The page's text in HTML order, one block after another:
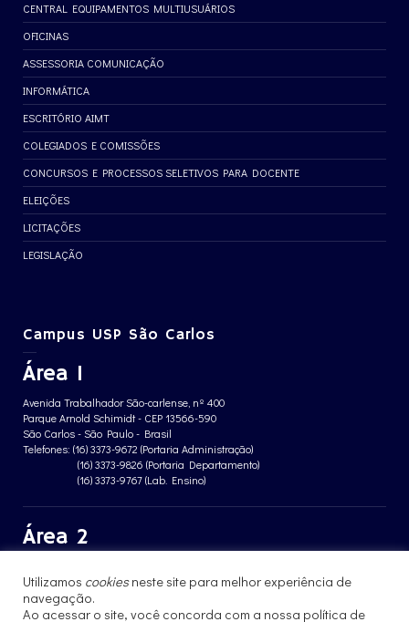
CENTRAL EQUIPAMENTOS MULTIUSUÁRIOS
OFICINAS
ASSESSORIA COMUNICAÇÃO
INFORMÁTICA
ESCRITÓRIO AIMT
COLEGIADOS E COMISSÕES
CONCURSOS E PROCESSOS SELETIVOS PARA DOCENTE
ELEIÇÕES
LICITAÇÕES
LEGISLAÇÃO
Campus USP São Carlos
Área 1
Avenida Trabalhador São-carlense, nº 400
Parque Arnold Schimidt - CEP 13566-590
São Carlos - São Paulo - Brasil
Telefones: (16) 3373-9672 (Portaria Administração)
(16) 3373-9826 (Portaria Departamento)
(16) 3373-9767 (Lab. Ensino)
Área 2
Jardim Santa Angelina - CEP 13563-120
São Carlos - São Paulo - Brasil
Telefone: (16) 3373-8068 (Portaria prédio CFBio)
Utilizamos cookiesneste site para melhor experiência de
navegação.
Ao acessar o site, você concorda com a nossa política de